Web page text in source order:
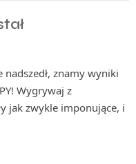
nadszedł, znamy wyniki
Wygrywaj z
jak zwykle imponujące, i